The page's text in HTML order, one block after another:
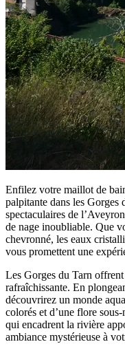
Enfilez votre maillot de
palpitante dans les Gorges
spectaculaires de
de nage inoubliable. Que
chevronné, les eaux
vous promettent une
Les Gorges du Tarn
rafraîchissante. En
découvrirez un monde
colorés et d’une flore
qui encadrent la rivière
ambiance mystérieuse à